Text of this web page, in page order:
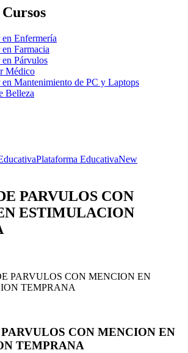
Enfermería
Farmacia
Párvulos
Médico
Mantenimiento de PC y Laptops
Belleza
Plataforma EducativaNew
PARVULOS CON
ESTIMULACION
PARVULOS CON MENCION EN
TEMPRANA
CON MENCION EN
TEMPRANA